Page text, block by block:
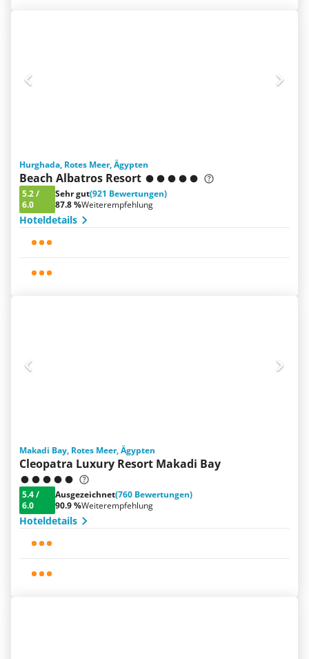
Hurghada, Rotes Meer, Ägypten
Beach Albatros Resort
5.2/
6.0
Sehr gut(921 Bewertungen)
87.8 %Weiterempfehlung
Hoteldetails
Makadi Bay, Rotes Meer, Ägypten
Cleopatra Luxury Resort Makadi Bay
5.4/
6.0
Ausgezeichnet(760 Bewertungen)
90.9 %Weiterempfehlung
Hoteldetails